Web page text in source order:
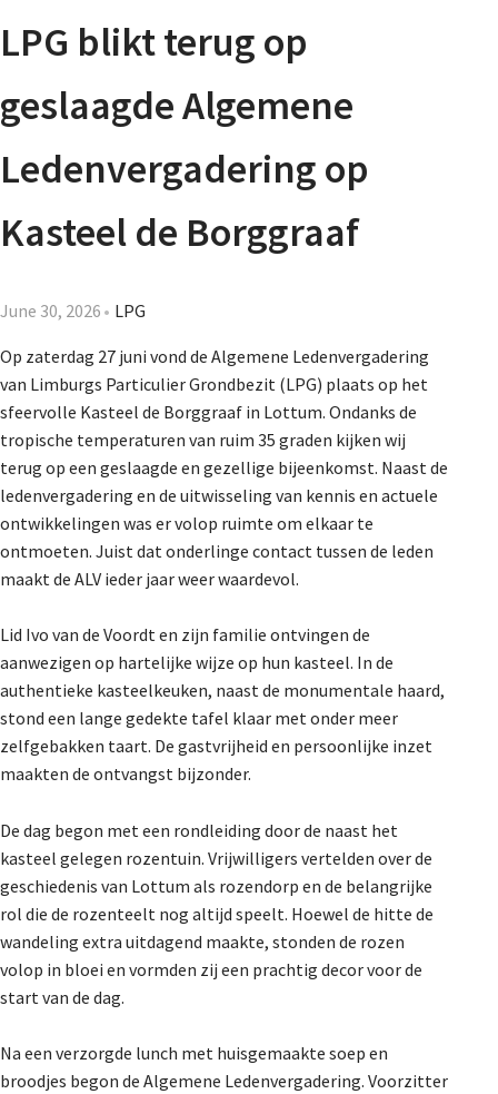
LPG blikt terug op
geslaagde Algemene
Ledenvergadering op
Kasteel de Borggraaf
June 30, 2026 LPG
Op zaterdag 27 juni vond de Algemene Ledenvergadering
van Limburgs Particulier Grondbezit (LPG) plaats op het
sfeervolle Kasteel de Borggraaf in Lottum. Ondanks de
tropische temperaturen van ruim 35 graden kijken wij
terug op een geslaagde en gezellige bijeenkomst. Naast de
ledenvergadering en de uitwisseling van kennis en actuele
ontwikkelingen was er volop ruimte om elkaar te
ontmoeten. Juist dat onderlinge contact tussen de leden
maakt de ALV ieder jaar weer waardevol.
Lid Ivo van de Voordt en zijn familie ontvingen de
aanwezigen op hartelijke wijze op hun kasteel. In de
authentieke kasteelkeuken, naast de monumentale haard,
stond een lange gedekte tafel klaar met onder meer
zelfgebakken taart. De gastvrijheid en persoonlijke inzet
maakten de ontvangst bijzonder.
De dag begon met een rondleiding door de naast het
kasteel gelegen rozentuin. Vrijwilligers vertelden over de
geschiedenis van Lottum als rozendorp en de belangrijke
rol die de rozenteelt nog altijd speelt. Hoewel de hitte de
wandeling extra uitdagend maakte, stonden de rozen
volop in bloei en vormden zij een prachtig decor voor de
start van de dag.
Na een verzorgde lunch met huisgemaakte soep en
broodjes begon de Algemene Ledenvergadering. Voorzitter
Nieuwsbrief
Lidmaatschap
Dossiers
De Landeigenaar